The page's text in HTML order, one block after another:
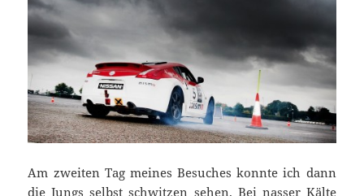
Am zweiten Tag meines Besuches konnte ich dann
die Jungs selbst schwitzen sehen. Bei nasser Kälte